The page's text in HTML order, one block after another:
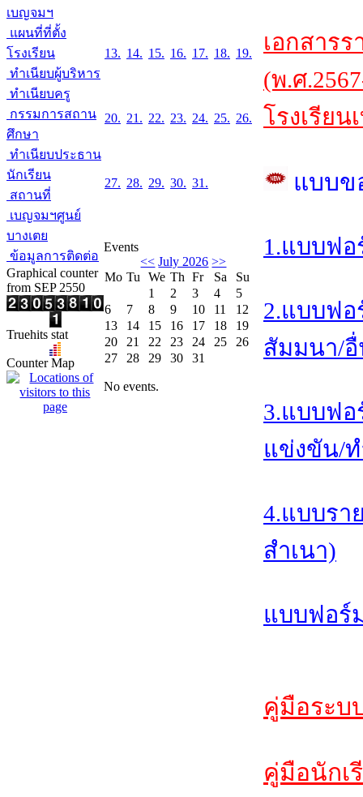
เบญจมฯ
แผนที่ที่ตั้ง
โรงเรียน
ทำเนียบผู้บริหาร
ทำเนียบครู
กรรมการสถาน
ศึกษา
ทำเนียบประธาน
นักเรียน
สถานที่
เบญจมฯศูนย์
บางเตย
ข้อมูลการติดต่อ
Graphical counter
from SEP 2550
Truehits stat
Counter Map
13. 14. 15. 16. 17. 18. 19.
20. 21. 22. 23. 24. 25. 26.
27. 28. 29. 30. 31.
Events
<< July 2026 >>
Mo Tu We Th Fr Sa
Su
1
2 3 4
5
6
7 8 9 10 11
12
13
14 15 16 17 18
19
20
21 22 23 24 25
26
27
28 29 30 31
No events.
เอกสาร
(พ.ศ
โรงเรีย
แบบข
1.แบบฟ
2.แบบฟ
สัมมนา/
3.แบบฟอ
แข่งขัน/
4.แบบรา
สำเนา)
แบบฟอร์
คู่มือระบ
คู่มือนักเ